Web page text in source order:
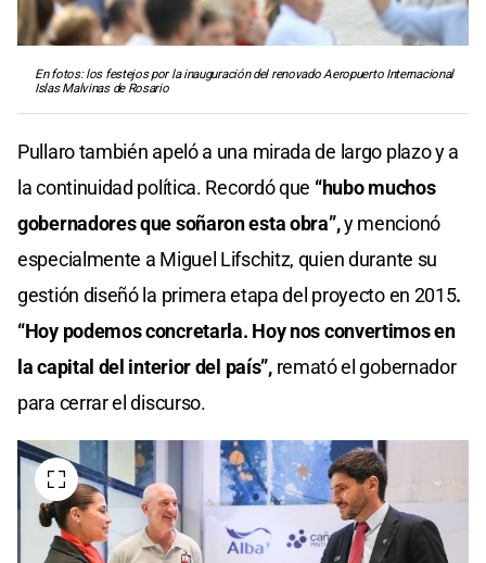
En fotos: los festejos por la inauguración del renovado Aeropuerto Internacional
Islas Malvinas de Rosario
Pullaro también apeló a una mirada de largo plazo y a
la continuidad política. Recordó que “hubo muchos
gobernadores que soñaron esta obra”,y mencionó
especialmente a Miguel Lifschitz, quien durante su
gestión diseñó la primera etapa del proyecto en 2015.
“Hoy podemos concretarla. Hoy nos convertimos en
la capital del interior del país”, remató el gobernador
para cerrar el discurso.